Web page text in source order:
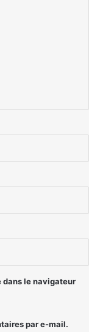
dans le navigateur
par e-mail.